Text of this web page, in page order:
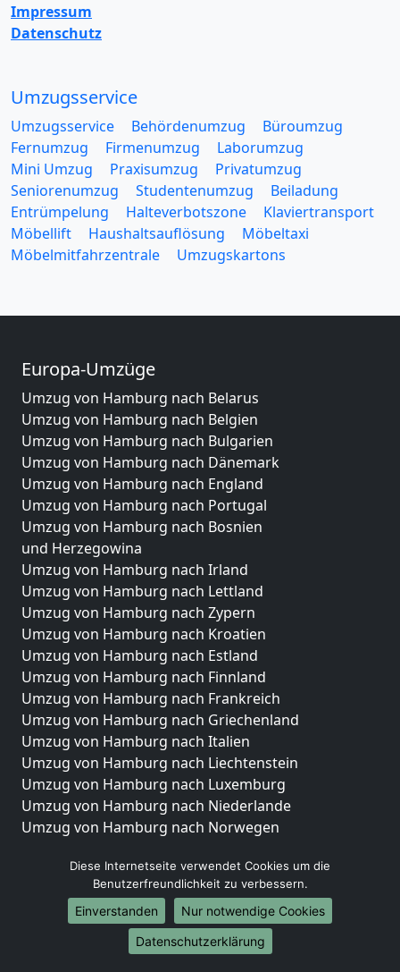
Impressum
Datenschutz
Umzugsservice
Umzugsservice Behördenumzug
Büroumzug
Fernumzug
Firmenumzug
Laborumzug
Mini Umzug
Praxisumzug
Privatumzug
Seniorenumzug
Studentenumzug
Beiladung
Entrümpelung
Halteverbotszone
Klaviertransport
Möbellift
Haushaltsauflösung
Möbeltaxi
Möbelmitfahrzentrale
Umzugskartons
Europa-Umzüge
Umzug von Hamburg nach Belarus
Umzug von Hamburg nach Belgien
Umzug von Hamburg nach Bulgarien
Umzug von Hamburg nach Dänemark
Umzug von Hamburg nach England
Umzug von Hamburg nach Portugal
Umzug von Hamburg nach Bosnien
und Herzegowina
Umzug von Hamburg nach Irland
Umzug von Hamburg nach Lettland
Umzug von Hamburg nach Zypern
Umzug von Hamburg nach Kroatien
Umzug von Hamburg nach Estland
Umzug von Hamburg nach Finnland
Umzug von Hamburg nach Frankreich
Umzug von Hamburg nach Griechenland
Umzug von Hamburg nach Italien
Umzug von Hamburg nach Liechtenstein
Umzug von Hamburg nach Luxemburg
Umzug von Hamburg nach Niederlande
Umzug von Hamburg nach Norwegen
Umzüge-Deutschlandweit
Umzug von Hamburg nach Berlin
Umzug von Hamburg nach Hamburg
Umzug von Hamburg nach München
Umzug von Hamburg nach Köln
Diese Internetseite verwendet Cookies um die
Benutzerfreundlichkeit zu verbessern.
Einverstanden
Nur notwendige Cookies
Datenschutzerklärung